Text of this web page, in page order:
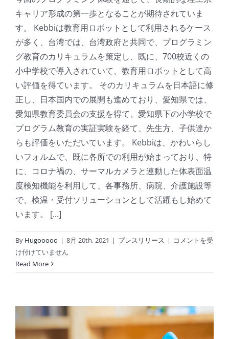
キャリア形成の第一歩となることが期待されていま
す。 Kebbiは教育用ロボットとして利用されるケース
が多く、台湾では、台湾政府と共同で、プログラミン
グ教育のカリキュラムを策定し、既に、700校近くの
小中学校で導入されていて、教育用ロボットとして高
い評価を得ています。 そのカリキュラムを日本語に修
正し、日本国内での展開も進めており、愛知県では、
愛知県教育委員会の支援を得て、愛知県下の小学校で
プログラム教育の実証実験を経て、先生方、子供達か
らも評価をいただいています。 Kebbiは、かわいらし
いフォルムで、既に各所での利用が始まっており、特
に、コロナ禍の、サーマルカメラと連動した体表面温
度検知機能を利用して、各事務所、病院、介護施設等
で、検温・受付ソリューションとして活躍もし始めて
います。 [...]
By Hugooooo | 8月 20th, 2021 | プレスリリース | NUWA
テ
ス
JAPAN
株
コメントを受
け付けていません
Read More